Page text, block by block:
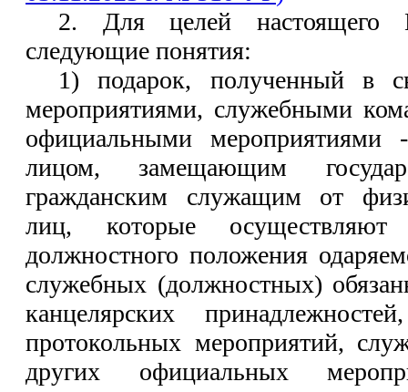
2. Для целей настоящего
следующие понятия:
1) подарок, полученный в
мероприятиями, служебными
официальными мероприятиями
лицом, замещающим
гражданским служащим от
лиц, которые
должностного положения
служебных (должностных)
канцелярских
протокольных мероприятий,
других официальных